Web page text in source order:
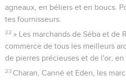
agneaux, en béliers et en boucs.
tes fournisseurs.
22 » Les marchands de Séba et de
commerce de tous les meilleurs
de pierres précieuses et de l'or,
23 Charan, Canné et Eden, les